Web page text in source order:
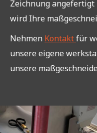
Zeichnung angefertigt
wird Ihre
Nehmen Kontaktfür
unsere eigene
unsere